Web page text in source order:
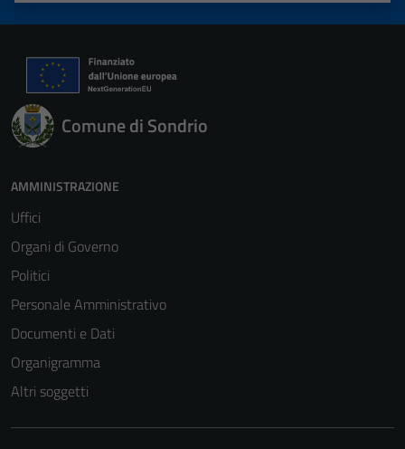
Comune di Sondrio
AMMINISTRAZIONE
Uffici
Organi di Governo
Politici
Personale Amministrativo
Documenti e Dati
Organigramma
Altri soggetti